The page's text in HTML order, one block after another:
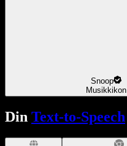
Snoop
Musikkikon
Din Text-to-Speech